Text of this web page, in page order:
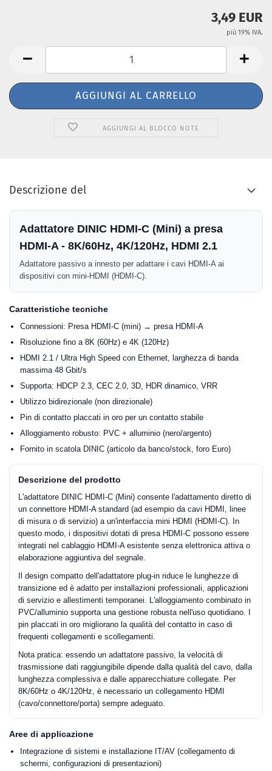
3,49 EUR
più 19% IVA.
AGGIUNGI AL BLOCCO NOTE
Descrizione del
Adattatore DINIC HDMI-C (Mini) a presa
HDMI-A - 8K/60Hz, 4K/120Hz, HDMI 2.1
Adattatore passivo a innesto per adattare i cavi HDMI-A ai
dispositivi con mini-HDMI (HDMI-C).
Caratteristiche tecniche
Connessioni: Presa HDMI-C (mini) → presa HDMI-A
Risoluzione fino a 8K (60Hz) e 4K (120Hz)
HDMI 2.1 / Ultra High Speed con Ethernet, larghezza di banda
massima 48 Gbit/s
Supporta: HDCP 2.3, CEC 2.0, 3D, HDR dinamico, VRR
Utilizzo bidirezionale (non direzionale)
Pin di contatto placcati in oro per un contatto stabile
Alloggiamento robusto: PVC + alluminio (nero/argento)
Fornito in scatola DINIC (articolo da banco/stock, foro Euro)
Descrizione del prodotto
L'adattatore DINIC HDMI-C (Mini) consente l'adattamento diretto di
un connettore HDMI-A standard (ad esempio da cavi HDMI, linee
di misura o di servizio) a un'interfaccia mini HDMI (HDMI-C). In
questo modo, i dispositivi dotati di presa HDMI-C possono essere
integrati nel cablaggio HDMI-A esistente senza elettronica attiva o
elaborazione aggiuntiva del segnale.
Il design compatto dell'adattatore plug-in riduce le lunghezze di
transizione ed è adatto per installazioni professionali, applicazioni
di servizio e allestimenti temporanei. L'alloggiamento combinato in
PVC/alluminio supporta una gestione robusta nell'uso quotidiano. I
pin placcati in oro migliorano la qualità del contatto in caso di
frequenti collegamenti e scollegamenti.
Nota pratica: essendo un adattatore passivo, la velocità di
trasmissione dati raggiungibile dipende dalla qualità del cavo, dalla
lunghezza complessiva e dalle apparecchiature collegate. Per
8K/60Hz o 4K/120Hz, è necessario un collegamento HDMI
(cavo/connettore/porta) sempre adeguato.
Aree di applicazione
Integrazione di sistemi e installazione IT/AV (collegamento di
schermi, configurazioni di presentazioni)